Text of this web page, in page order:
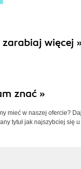
więcej
znać »
mieć w naszej ofercie?
tytuł jak najszybciej się